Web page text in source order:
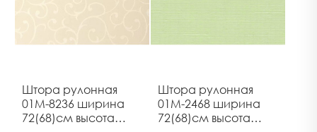
Штора рулонная
01М-8236 ширина
72(68)см высота
Штора рулонная
01М-2468 ширина
72(68)см высота